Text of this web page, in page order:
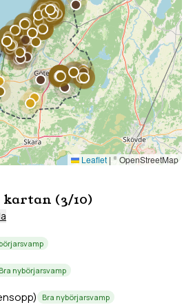
Leaflet | © OpenStreetMap
kartan (3/10)
Bra nybörjarsvamp
Bra nybörjarsvamp